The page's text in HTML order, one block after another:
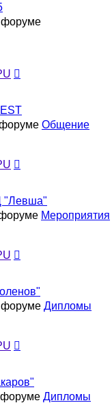
форуме
Общение
"Левша"
Мероприятия
форуме Дипломы
Дипломы